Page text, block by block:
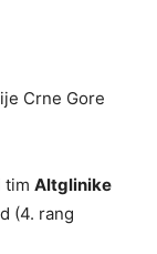
Crne Gore
tim Altglinike
(4. rang